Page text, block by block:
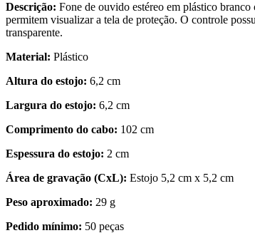
Descrição: Fone de ouvido estéreo em plástico
permitem visualizar a tela de proteção. O controle
transparente.
Material: Plástico
Altura do estojo: 6,2 cm
Largura do estojo: 6,2 cm
Comprimento do cabo: 102 cm
Espessura do estojo: 2 cm
Área de gravação (CxL): Estojo 5,2 cm x 5,2 cm
Peso aproximado: 29 g
Pedido mínimo: 50 peças